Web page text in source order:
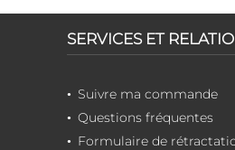
SERVICES ET
Suivre ma commande
Questions fréquentes
Formulaire de